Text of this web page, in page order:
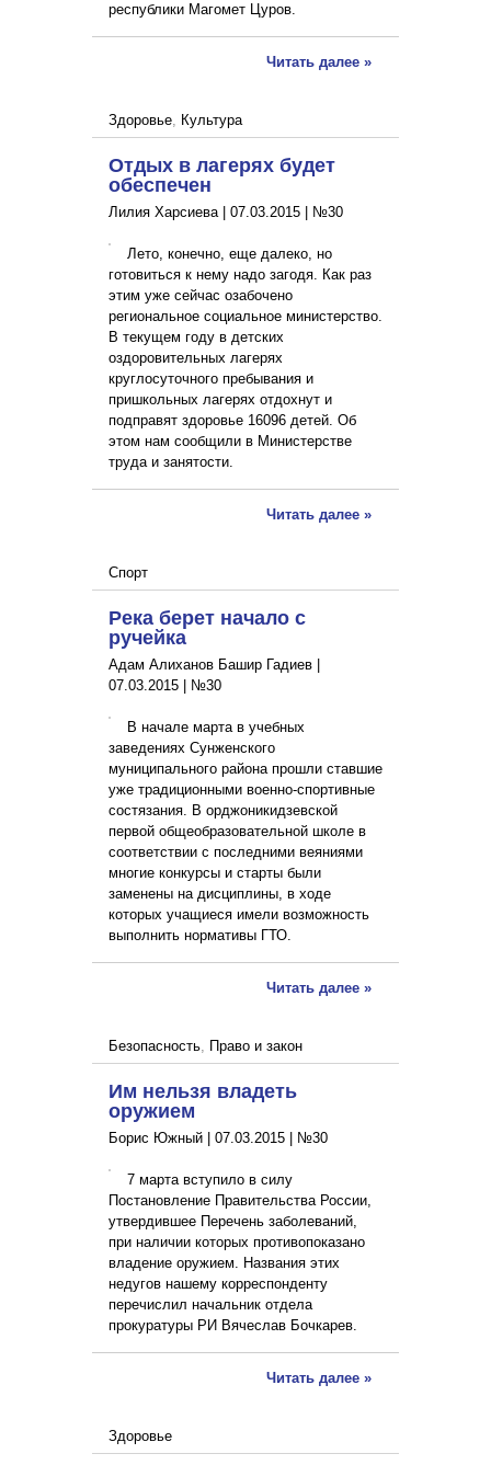
республики Магомет Цуров.
Читать далее »
Здоровье, Культура
Отдых в лагерях будет
обеспечен
Лилия Харсиева | 07.03.2015 №30
Лето, конечно, еще далеко, но
готовиться к нему надо загодя. Как раз
этим уже сейчас озабочено
региональное социальное министерство.
В текущем году в детских
оздоровительных лагерях
круглосуточного пребывания и
пришкольных лагерях отдохнут и
подправят здоровье 16096 детей. Об
этом нам сообщили в Министерстве
труда и занятости.
Читать далее »
Спорт
Река берет начало с
ручейка
Адам Алиханов Башир Гадиев |
07.03.2015
№30
В начале марта в учебных
заведениях Сунженского
муниципального района прошли ставшие
уже традиционными военно-спортивные
состязания. В орджоникидзевской
первой общеобразовательной школе в
соответствии с последними веяниями
многие конкурсы и старты были
заменены на дисциплины, в ходе
которых учащиеся имели возможность
выполнить нормативы ГТО.
Читать далее »
Безопасность, Право и закон
Им нельзя владеть
оружием
Борис Южный | 07.03.2015 №30
7 марта вступило в силу
Постановление Правительства России,
утвердившее Перечень заболеваний,
при наличии которых противопоказано
владение оружием. Названия этих
недугов нашему корреспонденту
перечислил начальник отдела
прокуратуры РИ Вячеслав Бочкарев.
Читать далее »
Здоровье